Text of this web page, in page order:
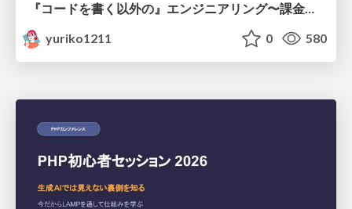
『コードを書く以外の』エンジニアリング〜課金基盤移行プロジェクト推進のためのTips4選
yuriko1211
0 580